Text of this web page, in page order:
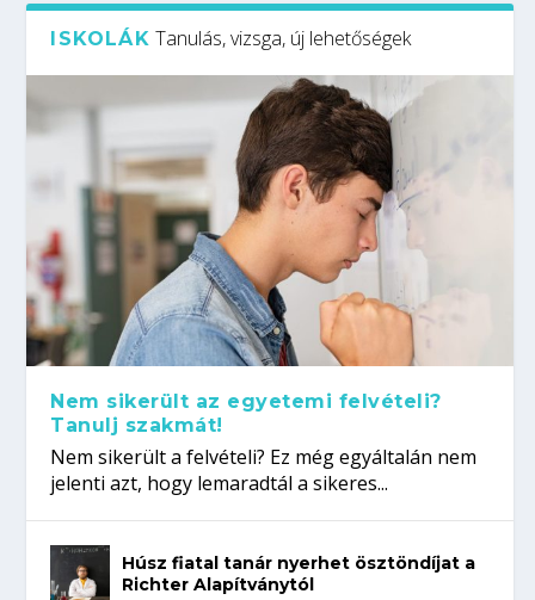
ISKOLÁK Tanulás, vizsga, új lehetőségek
Nem sikerült az egyetemi felvételi?
Tanulj szakmát!
Nem sikerült a felvételi? Ez még egyáltalán nem
jelenti azt, hogy lemaradtál a sikeres...
Húsz fiatal tanár nyerhet ösztöndíjat a
Richter Alapítványtól